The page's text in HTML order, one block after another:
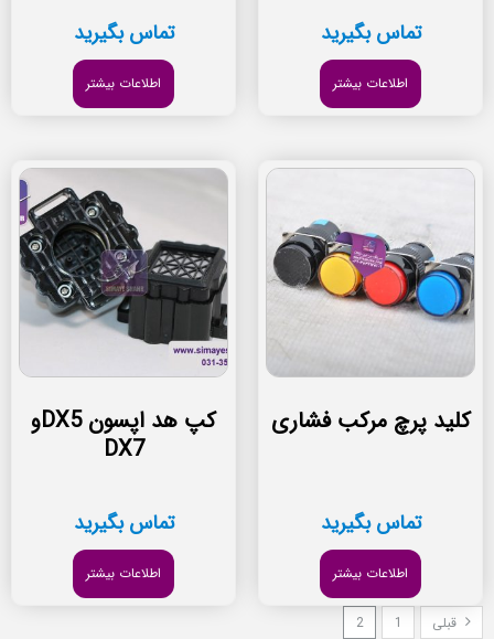
تماس بگیرید
اطلاعات بیشتر
تماس بگیرید
اطلاعات بیشتر
کلید پرچ مرکب فشاری
تماس بگیرید
اطلاعات بیشتر
کپ هد اپسون DX5و
DX7
تماس بگیرید
اطلاعات بیشتر
قبلی 1
2